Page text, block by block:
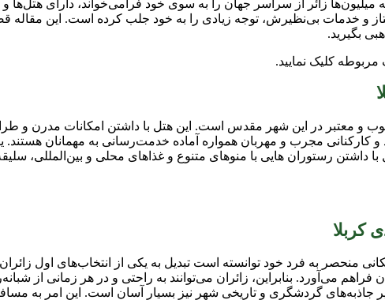
زائر از سراسر جهان را به سوی خود فرامی‌خواند، دارای
و خدمات بی‌نظیرش، توجه زیادی را به خود جلب کرده است. این مقاله قصد
بگیرید.
مربوطه کلیک نمایید.
و معتبر در این شهر مقدس است. این هتل با داشتن امکانات مدرن و
و کارکنانی مجرب و مهربان همواره آماده خدمت‌رسانی به مهمانان
داشتن رستوران‌ هایی با منوهای متنوع و غذاهای محلی و بین‌المللی،
کربلا
منحصر به فرد خود توانسته است تبدیل به یکی از انتخاب‌های اول
فراهم می‌آورد. بنابراین، زائران می‌توانند به راحتی و در هر زمانی از
جاذبه‌های گردشگری و تاریخی شهر نیز بسیار آسان است. این امر به